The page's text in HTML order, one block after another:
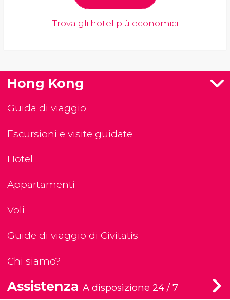
Trova gli hotel più economici
Hong Kong
Guida di viaggio
Escursioni e visite guidate
Hotel
Appartamenti
Voli
Guide di viaggio di Civitatis
Chi siamo?
Assistenza A disposizione 24 / 7